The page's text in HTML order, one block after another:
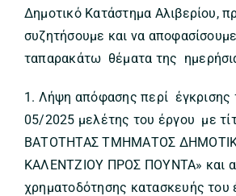
Δημοτικό Κατάστημα Αλιβερίου,
συζητήσουμε και να
ταπαρακάτω θέματα της
1. Λήψη απόφασης περί έγκρισης
05/2025 μελέτης του έργου με
ΒΑΤΟΤΗΤΑΣ ΤΜΗΜΑΤΟΣ
ΚΑΛΕΝΤΖΙΟΥ ΠΡΟΣ ΠΟΥΝΤΑ» και
χρηματοδότησης κατασκευήςτου